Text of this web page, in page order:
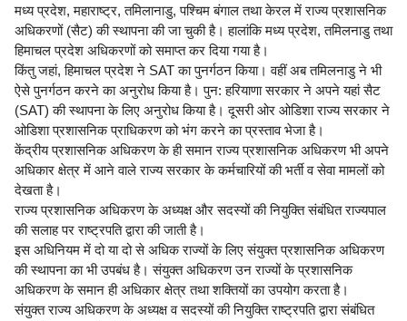
मध्य प्रदेश, महाराष्ट्र, तमिलानाडु, पश्चिम बंगाल तथा केरल में राज्य प्रशासनिक
अधिकरणों (सैट) की स्थापना की जा चुकी है। हालांकि मध्य प्रदेश, तमिलनाडु तथा
हिमाचल प्रदेश अधिकरणों को समाप्त कर दिया गया है।
किंतु जहां, हिमाचल प्रदेश ने SAT का पुनर्गठन किया। वहीं अब तमिलनाडु ने भी
ऐसे पुनर्गठन करने का अनुरोध किया है। पुन: हरियाणा सरकार ने अपने यहां सैट
(SAT) की स्थापना के लिए अनुरोध किया है। दूसरी ओर ओडिशा राज्य सरकार ने
ओडिशा प्रशासनिक प्राधिकरण को भंग करने का प्रस्ताव भेजा है।
केंद्रीय प्रशासनिक अधिकरण के ही समान राज्य प्रशासनिक अधिकरण भी अपने
अधिकार क्षेत्र में आने वाले राज्य सरकार के कर्मचारियों की भर्ती व सेवा मामलों को
देखता है।
राज्य प्रशासनिक अधिकरण के अध्यक्ष और सदस्यों की नियुक्ति संबंधित राज्यपाल
की सलाह पर राष्ट्रपति द्वारा की जाती है।
इस अधिनियम में दो या दो से अधिक राज्यों के लिए संयुक्त प्रशासनिक अधिकरण
की स्थापना का भी उपबंध है। संयुक्त अधिकरण उन राज्यों के प्रशासनिक
अधिकरण के समान ही अधिकार क्षेत्र तथा शक्तियों का उपयोग करता है।
संयुक्त राज्य अधिकरण के अध्यक्ष व सदस्यों की नियुक्ति राष्ट्रपति द्वारा संबंधित